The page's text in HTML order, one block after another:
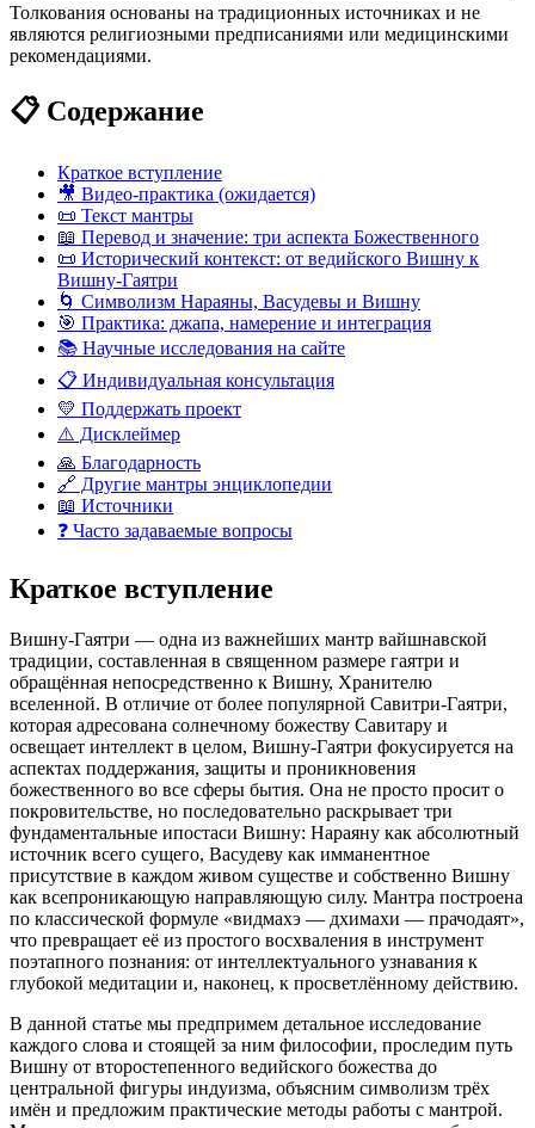
Толкования основаны на традиционных источниках и не
являются религиозными предписаниями или медицинскими
рекомендациями.
📋 Содержание
Краткое вступление
🎥 Видео-практика (ожидается)
📜 Текст мантры
📖 Перевод и значение: три аспекта Божественного
📜 Исторический контекст: от ведийского Вишну к
Вишну-Гаятри
🌀 Символизм Нараяны, Васудевы и Вишну
🎯 Практика: джапа, намерение и интеграция
📚 Научные исследования на сайте
📋 Индивидуальная консультация
💛 Поддержать проект
⚠️ Дисклеймер
🙏 Благодарность
🔗 Другие мантры энциклопедии
📖 Источники
❓ Часто задаваемые вопросы
Краткое вступление
Вишну-Гаятри — одна из важнейших мантр вайшнавской
традиции, составленная в священном размере гаятри и
обращённая непосредственно к Вишну, Хранителю
вселенной. В отличие от более популярной Савитри-Гаятри,
которая адресована солнечному божеству Савитару и
освещает интеллект в целом, Вишну-Гаятри фокусируется на
аспектах поддержания, защиты и проникновения
божественного во все сферы бытия. Она не просто просит о
покровительстве, но последовательно раскрывает три
фундаментальные ипостаси Вишну: Нараяну как абсолютный
источник всего сущего, Васудеву как имманентное
присутствие в каждом живом существе и собственно Вишну
как всепроникающую направляющую силу. Мантра построена
по классической формуле «видмахэ — дхимахи — прачодаят»,
что превращает её из простого восхваления в инструмент
поэтапного познания: от интеллектуального узнавания к
глубокой медитации и, наконец, к просветлённому действию.
В данной статье мы предпримем детальное исследование
каждого слова и стоящей за ним философии, проследим путь
Вишну от второстепенного ведийского божества до
центральной фигуры индуизма, объясним символизм трёх
имён и предложим практические методы работы с мантрой.